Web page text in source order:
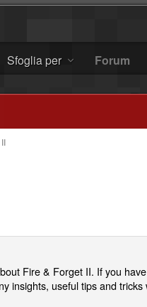
Sfoglia per Forum
Fire & Forget II. If you
insights, useful tips and tricks